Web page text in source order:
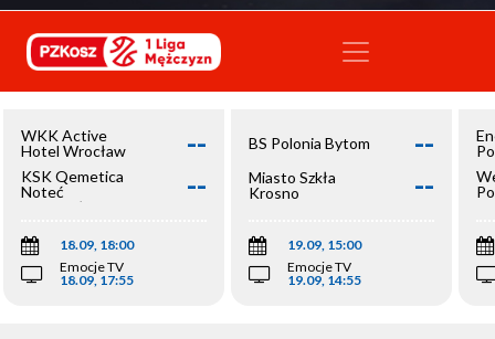
WKK Active
Hotel Wrocław
--
KSK Qemetica
Noteć
Inowrocław
--
18.09, 18:00
Emocje TV
18.09, 17:55
BS Polonia Bytom --
Miasto Szkła
Krosno
--
19.09, 15:00
Emocje TV
19.09, 14:55